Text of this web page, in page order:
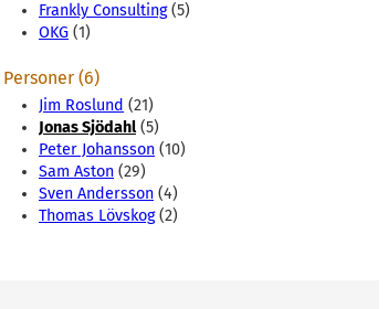
Frankly Consulting(5)
OKG (1)
Personer (6)
Jim Roslund (21)
Jonas Sjödahl(5)
Peter Johansson (10)
Sam Aston (29)
Sven Andersson (4)
Thomas Lövskog(2)